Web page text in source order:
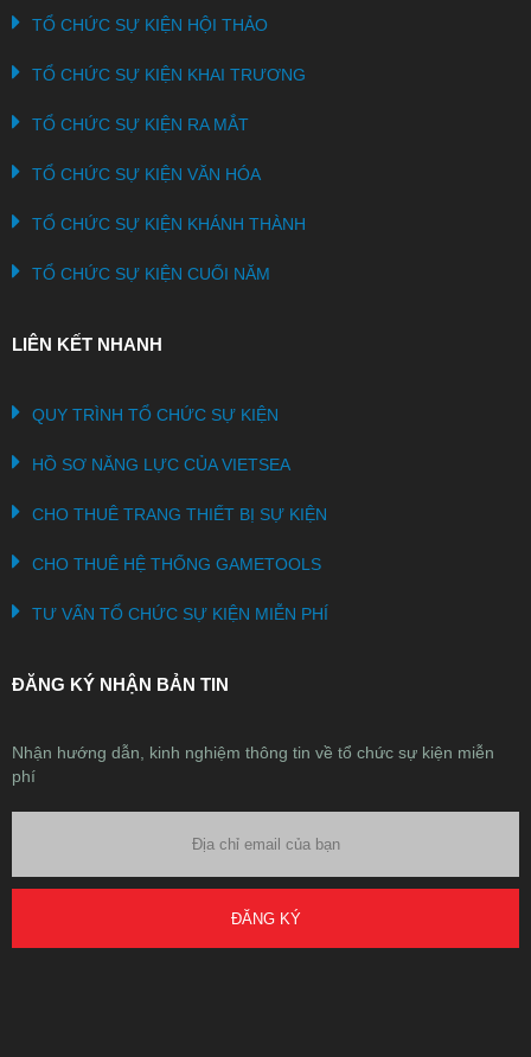
TỔ CHỨC SỰ KIỆN HỘI THẢO
TỔ CHỨC SỰ KIỆN KHAI TRƯƠNG
TỔ CHỨC SỰ KIỆN RA MẮT
TỔ CHỨC SỰ KIỆN VĂN HÓA
TỔ CHỨC SỰ KIỆN KHÁNH THÀNH
TỔ CHỨC SỰ KIỆN CUỐI NĂM
LIÊN KẾT NHANH
QUY TRÌNH TỔ CHỨC SỰ KIỆN
HỒ SƠ NĂNG LỰC CỦA VIETSEA
CHO THUÊ TRANG THIẾT BỊ SỰ KIỆN
CHO THUÊ HỆ THỐNG GAMETOOLS
TƯ VẤN TỔ CHỨC SỰ KIỆN MIỄN PHÍ
ĐĂNG KÝ NHẬN BẢN TIN
Nhận hướng dẫn, kinh nghiệm thông tin về tổ chức sự kiện miễn
phí
ĐĂNG KÝ